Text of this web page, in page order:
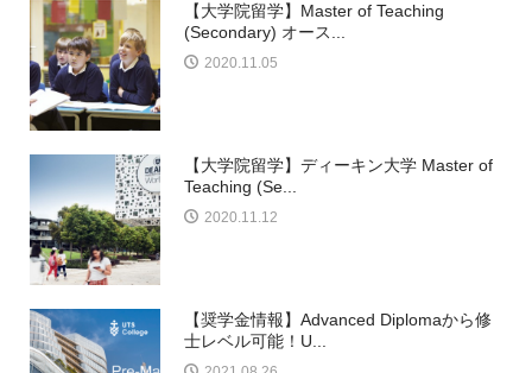
【大学院留学】Master of Teaching
(Secondary) オース...
2020.11.05
【大学院留学】ディーキン大学 Master of
Teaching (Se...
2020.11.12
【奨学金情報】Advanced Diplomaから修
士レベル可能！U...